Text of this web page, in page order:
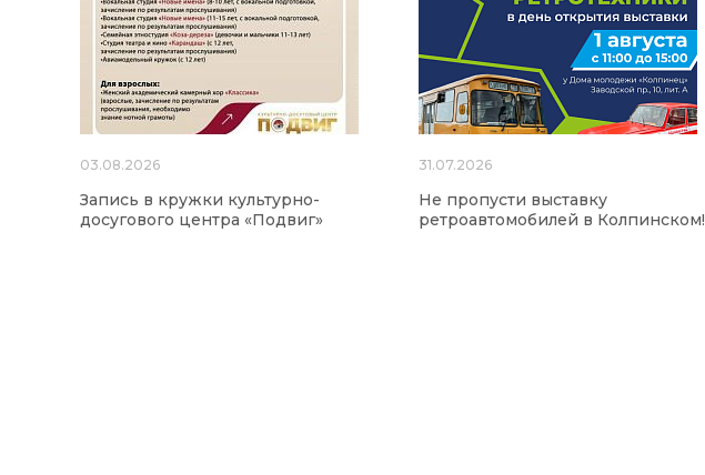
03.08.2026
Запись в кружки культурно-
досугового центра «Подвиг»
31.07.2026
Не пропусти выставку
ретроавтомобилей в Колпинском!